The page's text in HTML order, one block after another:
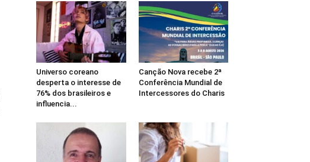
Universo coreano
desperta o interesse de
76% dos brasileiros e
influencia...
Canção Nova recebe 2ª
Conferência Mundial de
Intercessores do Charis